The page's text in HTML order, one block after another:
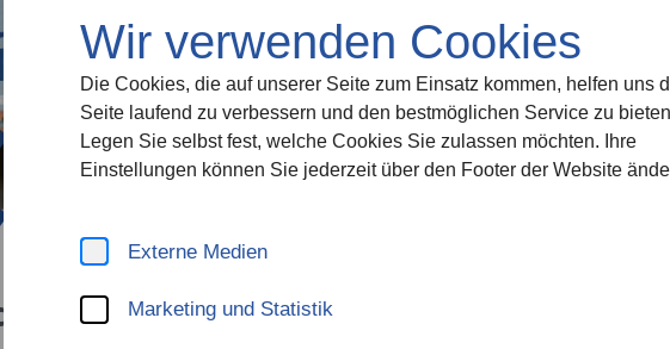
Wir verwenden Cookies
Die Cookies, die auf unserer Seite zum Einsatz kommen, helfen uns
Seite laufend zu verbessern und den bestmöglichen Service zu
Legen Sie selbst fest, welche Cookies Sie zulassen möchten. Ihre
Einstellungen können Sie jederzeit über den Footer der Website
Externe Medien
Marketing und Statistik
"Add your own title!
Co-Creation in der